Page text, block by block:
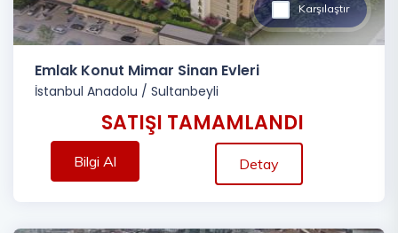
Karşılaştır
Emlak Konut Mimar Sinan Evleri
İstanbul Anadolu / Sultanbeyli
SATIŞI TAMAMLANDI
Bilgi Al Detay